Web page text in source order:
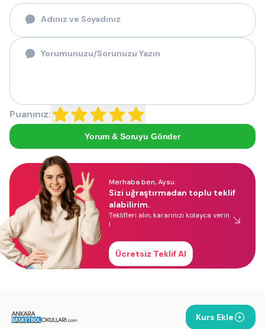
Puanınız:
Yorum & Soruyu Gönder
Merhaba ben, Aysu.
Sizi uğraştırmadan toplu teklif
alabilirim.
Teklifleri alın, kararınızı kolayca verin
!
Ücretsiz Teklif Al
Kurs Ekle